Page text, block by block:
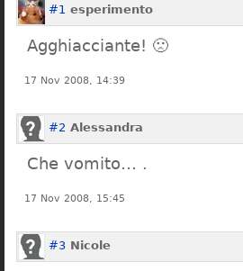
#1 esperimento
Agghiacciante! 🙁
17 Nov 2008, 14:39
#2 Alessandra
Che vomito… .
17 Nov 2008, 15:45
#3 Nicole